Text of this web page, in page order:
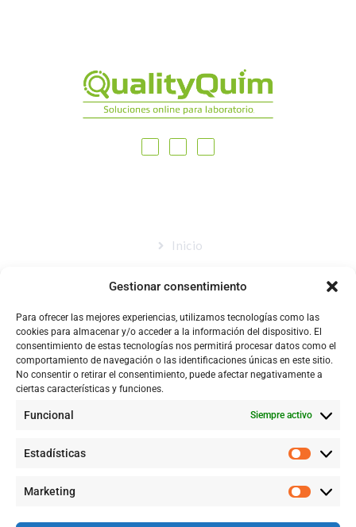
Gestionar consentimiento
Para ofrecer las mejores experiencias, utilizamos tecnologías como las
cookies para almacenar y/o acceder a la información del dispositivo. El
consentimiento de estas tecnologías nos permitirá procesar datos como el
comportamiento de navegación o las identificaciones únicas en este sitio.
No consentir o retirar el consentimiento, puede afectar negativamente a
ciertas características y funciones.
Funcional Siempre activo
Estadísticas
Marketing
Inicio
Catálogo
Blog
Contacto